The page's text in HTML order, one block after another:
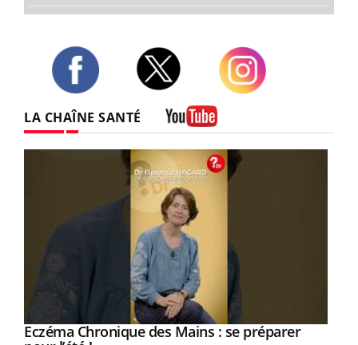
LA CHAÎNE SANTÉ
Youtube
Eczéma Chronique des Mains : se préparer